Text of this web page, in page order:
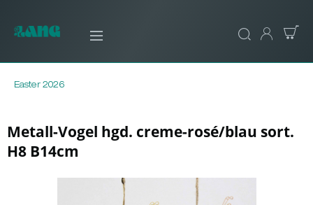
Easter 2026
Metall-Vogel hgd. creme-rosé/blau sort.
H8 B14cm